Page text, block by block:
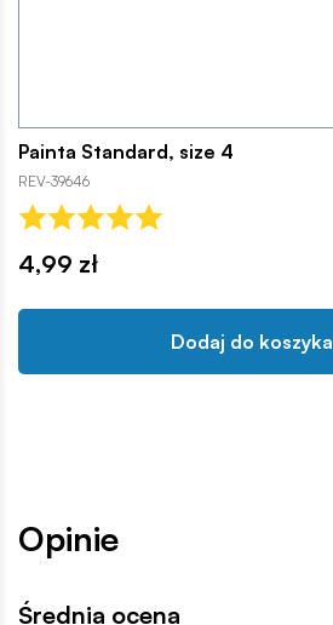
Painta Standard, size 4
REV-39646
4,99 zł
Dodaj do koszyka
Opinie
Średnia ocena